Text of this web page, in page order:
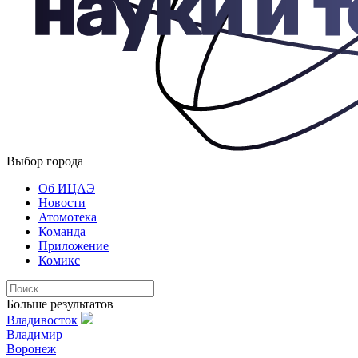
Выбор города
Об ИЦАЭ
Новости
Атомотека
Команда
Приложение
Комикс
Больше результатов
Владивосток
Владимир
Воронеж